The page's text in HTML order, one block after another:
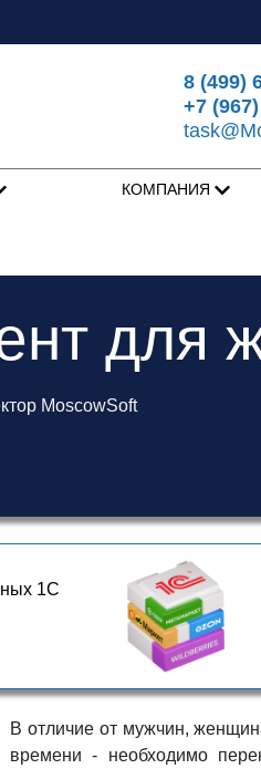
8 (499)
+7
КОМПАНИЯ
для
MoscowSoft
1С
В отличие от мужчин,
времени - необходимо